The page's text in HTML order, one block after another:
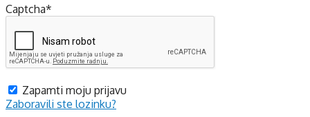
Captcha*
Zapamti moju prijavu
Zaboravili ste lozinku?